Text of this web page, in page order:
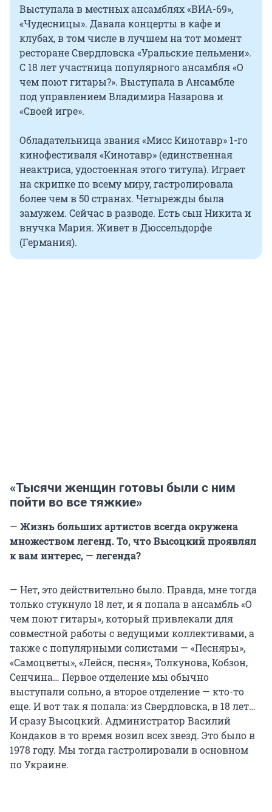
Выступала в местных ансамблях «ВИА-69»,
«Чудесницы». Давала концерты в кафе и
клубах, в том числе в лучшем на тот момент
ресторане Свердловска «Уральские пельмени».
С 18 лет участница популярного ансамбля «О
чем поют гитары?». Выступала в Ансамбле
под управлением Владимира Назарова и
«Своей игре».
Обладательница звания «Мисс Кинотавр» 1-го
кинофестиваля «Кинотавр» (единственная
неактриса, удостоенная этого титула). Играет
на скрипке по всему миру, гастролировала
более чем в 50 странах. Четырежды была
замужем. Сейчас в разводе. Есть сын Никита и
внучка Мария. Живет в Дюссельдорфе
(Германия).
«Тысячи женщин готовы были с ним
пойти во все тяжкие»
— Жизнь больших артистов всегда окружена
множеством легенд. То, что Высоцкий проявлял
к вам интерес, — легенда?
— Нет, это действительно было. Правда, мне тогда
только стукнуло 18 лет, и я попала в ансамбль «О
чем поют гитары», который привлекали для
совместной работы с ведущими коллективами, а
также с популярными солистами — «Песняры»,
«Самоцветы», «Лейся, песня», Толкунова, Кобзон,
Сенчина… Первое отделение мы обычно
выступали сольно, а второе отделение — кто-то
еще. И вот так я попала: из Свердловска, в 18 лет…
И сразу Высоцкий. Администратор Василий
Кондаков в то время возил всех звезд. Это было в
1978 году. Мы тогда гастролировали в основном
по Украине.